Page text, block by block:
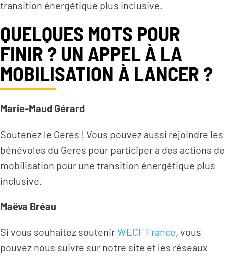
transition énergétique plus inclusive.
QUELQUES MOTS POUR
FINIR ? UN APPEL À LA
MOBILISATION À LANCER ?
Marie-Maud Gérard
Soutenez le Geres ! Vous pouvez aussi rejoindre les
bénévoles du Geres pour participer à des actions de
mobilisation pour une transition énergétique plus
inclusive.
Maëva Bréau
Si vous souhaitez soutenirWECF France, vous
pouvez nous suivre sur notre site et les réseaux